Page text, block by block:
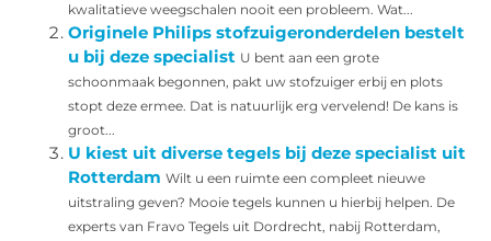
kwalitatieve weegschalen nooit een probleem. Wat...
Originele Philips stofzuigeronderdelen bestelt
u bij deze specialist U bent aan een grote
schoonmaak begonnen, pakt uw stofzuiger erbij en plots
stopt deze ermee. Dat is natuurlijk erg vervelend! De kans is
groot...
U kiest uit diverse tegels bij deze specialist uit
Rotterdam Wilt u een ruimte een compleet nieuwe
uitstraling geven? Mooie tegels kunnen u hierbij helpen. De
experts van Fravo Tegels uit Dordrecht, nabij Rotterdam,